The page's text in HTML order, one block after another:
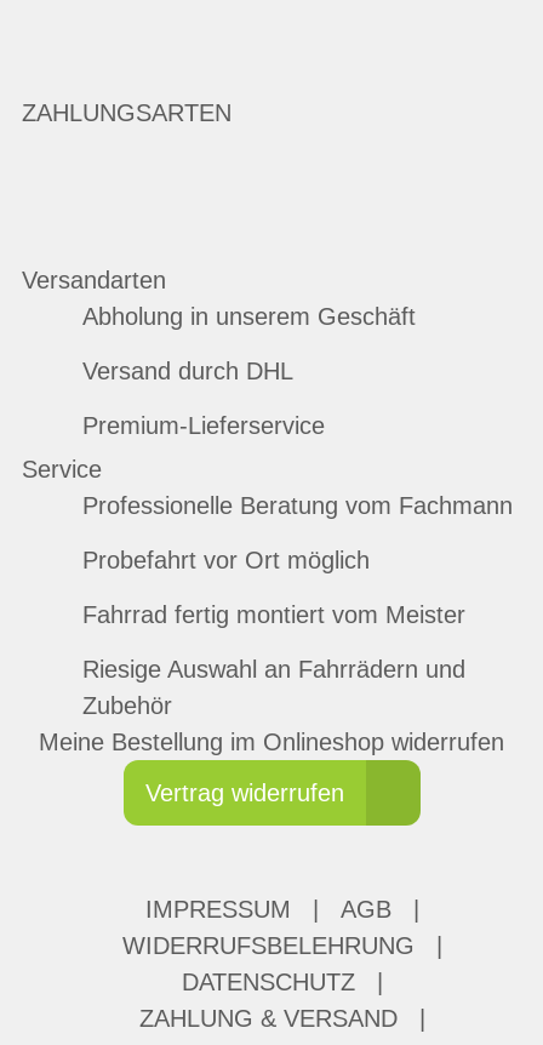
ZAHLUNGSARTEN
Versandarten
Abholung in unserem Geschäft
Versand durch DHL
Premium-Lieferservice
Service
Professionelle Beratung vom Fachmann
Probefahrt vor Ort möglich
Fahrrad fertig montiert vom Meister
Riesige Auswahl an Fahrrädern und
Zubehör
Meine Bestellung im Onlineshop widerrufen
Vertrag widerrufen
IMPRESSUM AGB
WIDERRUFSBELEHRUNG
DATENSCHUTZ
ZAHLUNG & VERSAND